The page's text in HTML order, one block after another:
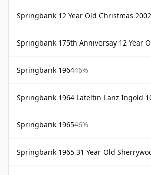
Springbank 12 Year Old Christmas 2002
Springbank 175th Anniversay 12 Year
Springbank 196446%
Springbank 1964 Lateltin Lanz Ingold 100th
Springbank 196546%
Springbank 1965 31 Year Old Sherrywood